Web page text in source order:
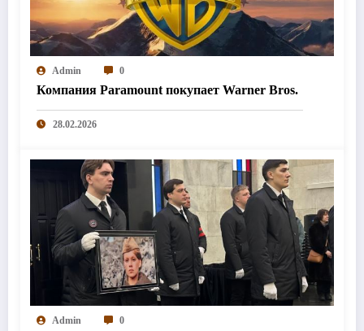
Admin 0
Компания Paramount покупает Warner Bros.
28.02.2026
Admin 0